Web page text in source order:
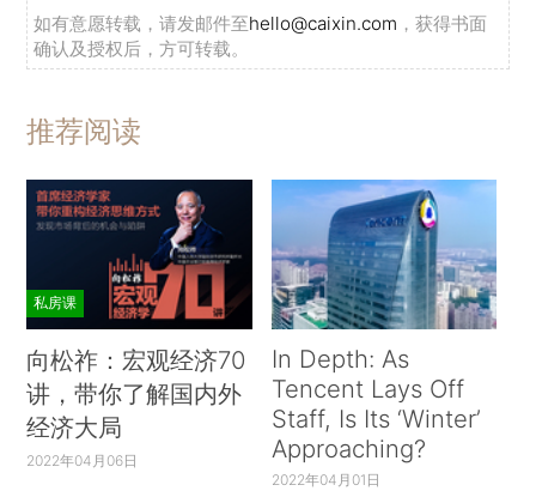
如有意愿转载，请发邮件至hello@caixin.com ，获得书面
确认及授权后，方可转载。
推荐阅读
私房课
向松祚：宏观经济70
讲，带你了解国内外
经济大局
2022年04月06日
In Depth: As
Tencent Lays Off
Staff, Is Its ‘Winter’
Approaching?
2022年04月01日